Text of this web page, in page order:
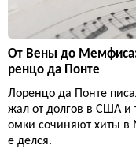
От Вены до Мемфиса:
ренцо да Понте
Лоренцо да Понте
жал от долгов в США и
омки сочиняют хиты в
е делся.